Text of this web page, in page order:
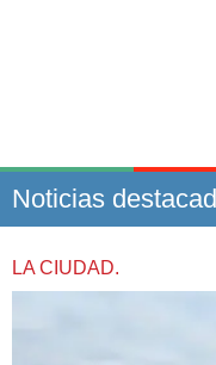
Noticias
LA CIUDAD.